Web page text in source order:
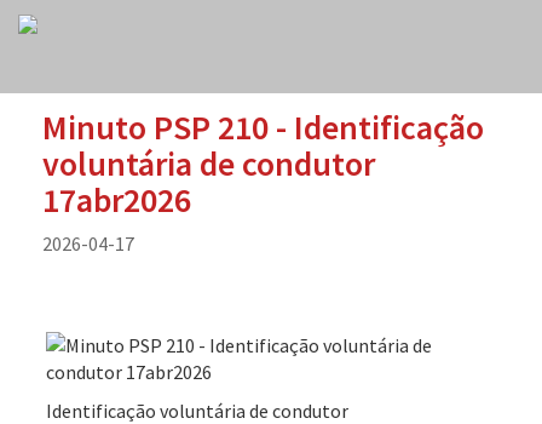
Minuto PSP 210 - Identificação
voluntária de condutor
17abr2026
2026-04-17
Identificação voluntária de condutor